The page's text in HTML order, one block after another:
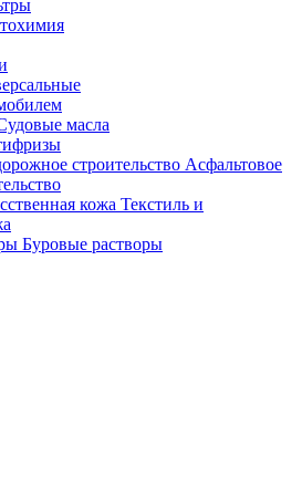
масла
Асфальтовое
Текстиль и
Буровые растворы